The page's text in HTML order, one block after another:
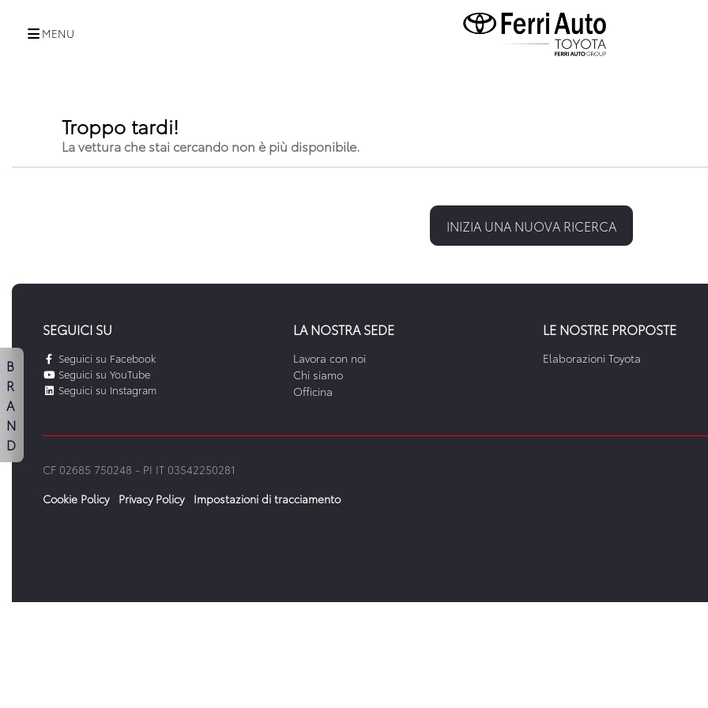
MENU
Troppo tardi!
La vettura che stai cercando non è più disponibile.
INIZIA UNA NUOVA RICERCA
SEGUICI SU
Seguici su Facebook
Seguici su YouTube
Seguici su Instagram
LA NOSTRA SEDE
Lavora con noi
Chi siamo
Officina
LE NOSTRE PROPOSTE
Elaborazioni Toyota
CF 02685 750248 - PI IT 03542250281
Cookie Policy
Privacy Policy Impostazioni di tracciamento
B
R
A
N
D